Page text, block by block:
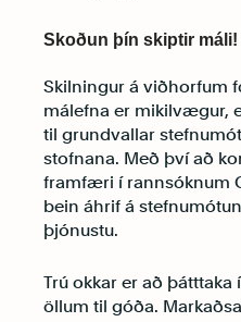
Skoðun þín skiptir máli!
Skilningur á viðhorfum
málefna er mikilvægur,
til grundvallar
stofnana. Með því að
framfæri í rannsóknum
bein áhrif á
þjónustu.
Trú okkar er að
öllum til góða.